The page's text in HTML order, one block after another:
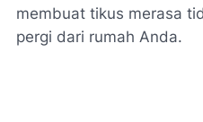
membuat tikus merasa
pergi dari rumah Anda.